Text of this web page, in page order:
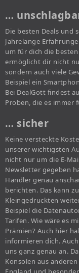
…
Die besten Deals und
Jahrelange
um für dich die
ermöglicht dir nicht
sondern auch viele
Beispiel ein
Bei DealGott findest
Proben, die es immer
… sicher
Keine versteckte
unserer wichtigsten
nicht nur um die E-
Newsletter gegeben
Händler genau
berichten. Das kann
Kleingedruckten
Beispiel die
Tarifen. Wie wäre es
Prämien? Auch hier
informieren dich.
uns ganz genau an.
Konsolen aus